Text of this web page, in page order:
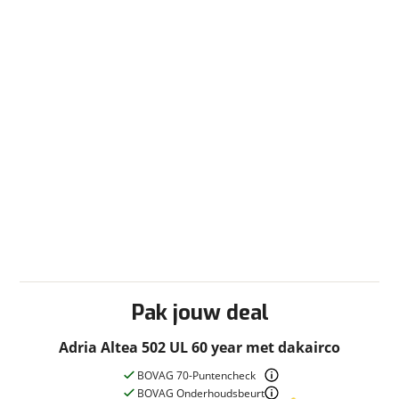
Pak jouw deal
Adria Altea 502 UL 60 year met dakairco
BOVAG 70-Puntencheck
BOVAG Onderhoudsbeurt